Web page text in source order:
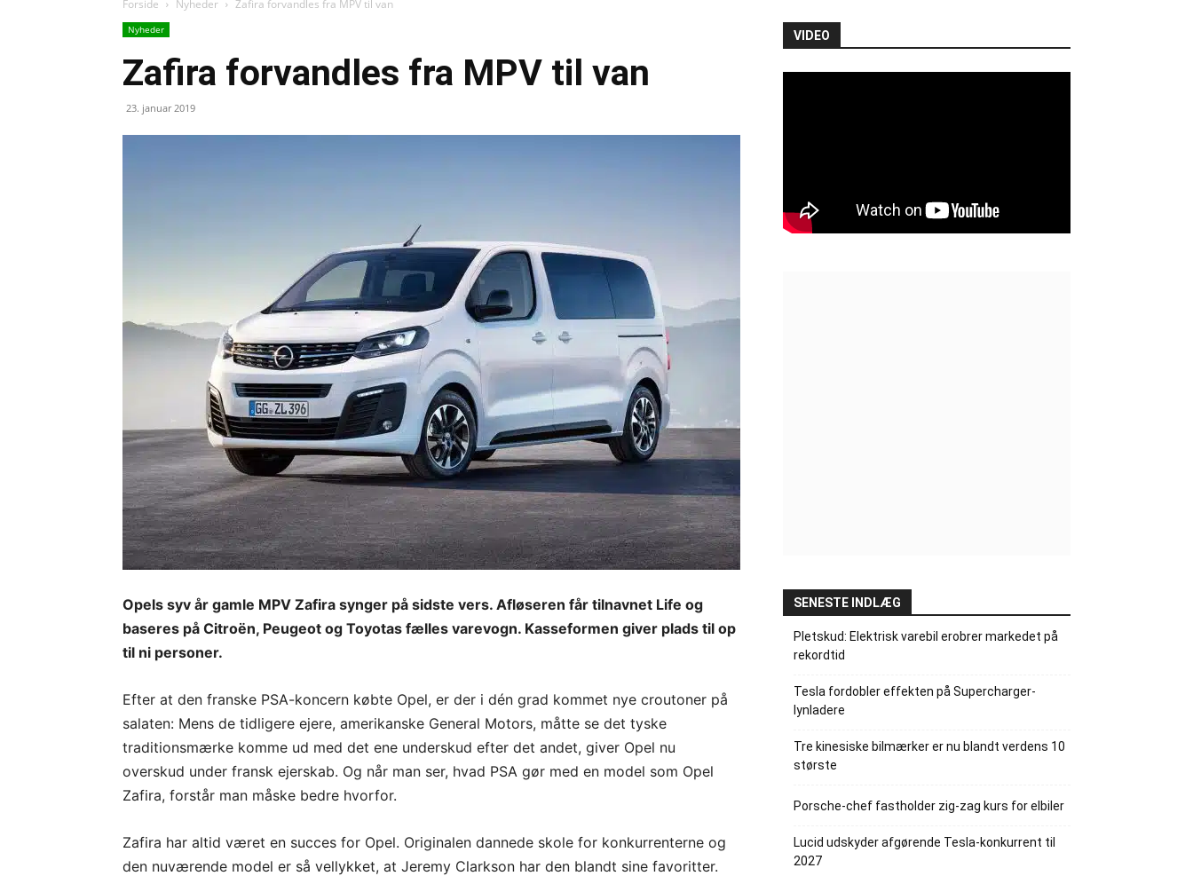
Forside Nyheder Zafira forvandles fra MPV til van
Nyheder
Zafira forvandles fra MPV til van
23. januar 2019
Opels syv år gamle MPV Zafira synger på sidste vers. Afløseren får tilnavnet Life og
baseres på Citroën, Peugeot og Toyotas fælles varevogn. Kasseformen giver plads til op
til ni personer.
Efter at den franske PSA-koncern købte Opel, er der i dén grad kommet nye croutoner på
salaten: Mens de tidligere ejere, amerikanske General Motors, måtte se det tyske
traditionsmærke komme ud med det ene underskud efter det andet, giver Opel nu
overskud under fransk ejerskab. Og når man ser, hvad PSA gør med en model som Opel
Zafira, forstår man måske bedre hvorfor.
Zafira har altid været en succes for Opel. Originalen dannede skole for konkurrenterne og
den nuværende model er så vellykket, at Jeremy Clarkson har den blandt sine favoritter.
VIDEO
SENESTE INDLÆG
Pletskud: Elektrisk varebil erobrer markedet på
rekordtid
Tesla fordobler effekten på Supercharger-
lynladere
Tre kinesiske bilmærker er nu blandt verdens 10
største
Porsche-chef fastholder zig-zag kurs for elbiler
Lucid udskyder afgørende Tesla-konkurrent til
2027